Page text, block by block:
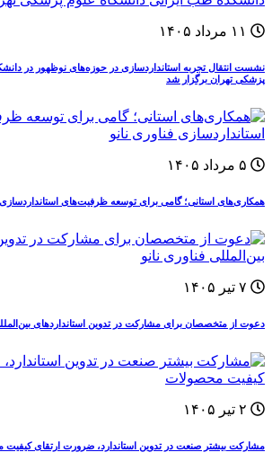
نشست انتقال تجربه استانداردسازی در حوزه‌های نوظهور در
پزشکی تهران برگزار شد
همکاری‌های استانی؛ گامی برای توسعه ظرفیت‌های استانداردسازی
دعوت از متخصصان برای مشارکت در تدوین استانداردهای
مشارکت بیشتر صنعت در تدوین استاندارد، ضرورت ارتقای